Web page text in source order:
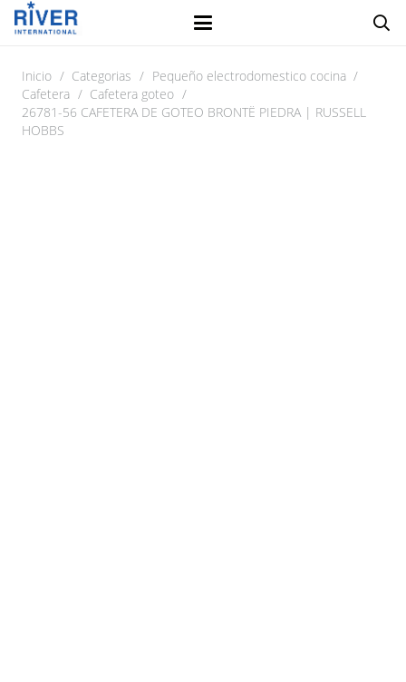
Inicio / Categorias / Pequeño electrodomestico cocina /
Cafetera / Cafetera goteo /
26781-56 CAFETERA DE GOTEO BRONTË PIEDRA | RUSSELL
HOBBS